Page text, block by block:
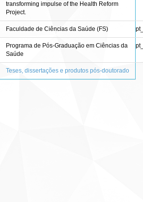
transforming impulse of the Health Reform
Project.
Faculdade de Ciências da Saúde (FS)
Programa de Pós-Graduação em Ciências da
Saúde
Teses, dissertações e produtos pós-doutorado